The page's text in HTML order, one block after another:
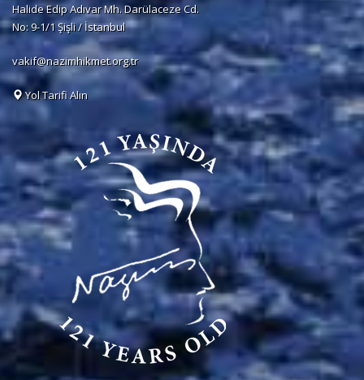
Halide Edip Adıvar Mh. Darülaceze Cd.
No: 9-1/1 Şişli / İstanbul
vakif@nazimhikmet.org.tr
Yol Tarifi Alın